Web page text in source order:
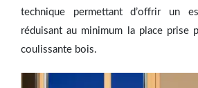
technique permettant d’offrir un
réduisant au minimum la place prise
coulissante bois.